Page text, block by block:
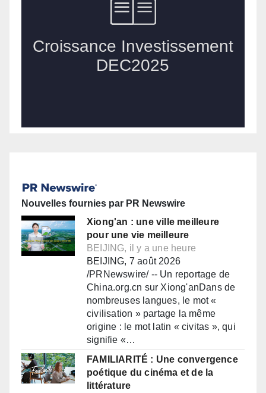
Nouvelles fournies par PR Newswire
Xiong'an : une ville meilleure
pour une vie meilleure
BEIJING, il y a une heure
BEIJING, 7 août 2026
/PRNewswire/ -- Un reportage de
China.org.cn sur Xiong'anDans de
nombreuses langues, le mot «
civilisation » partage la même
origine : le mot latin « civitas », qui
signifie «…
FAMILIARITÉ : Une convergence
poétique du cinéma et de la
littérature